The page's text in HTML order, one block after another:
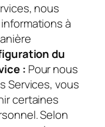
nous
à
du
: Pour nous
Services, vous
certaines
Selon